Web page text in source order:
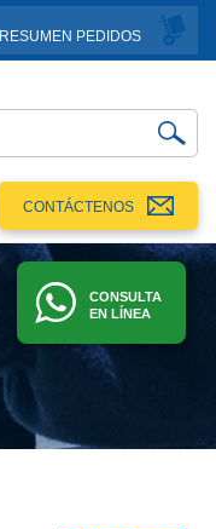
RESUMEN PEDIDOS
CONTÁCTENOS
CONSULTA
EN LÍNEA